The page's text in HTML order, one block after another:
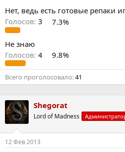
ы
л
а
Нет, ведь есть готовые репаки
Голосов: 3 7.3%
Не знаю
Голосов: 4 9.8%
Всего проголосовало 41
Shegorat
Lord of Madness
12 Фев 2013